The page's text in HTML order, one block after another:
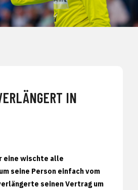
IN
wischte alle
seine Person einfach vom
seinen Vertrag um